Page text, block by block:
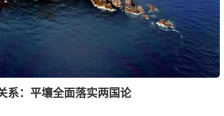
系：平壤全面落实两国论